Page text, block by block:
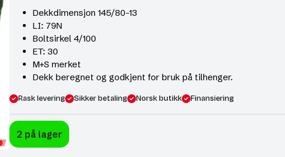
Dekkdimensjon 145/80-13
LI: 79N
Boltsirkel 4/100
ET: 30
M+S merket
Dekk beregnet og godkjent for bruk på tilhenger.
Rask levering Sikker betaling Norsk butikk Finansiering
2 på lager